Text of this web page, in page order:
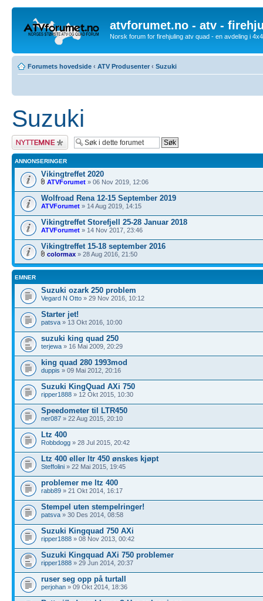
atvforumet.no - atv -
Norsk forum for firehjuling atv quad - en avdeling i
Forumets hovedside ‹ ATV Produsenter ‹ Suzuki
Suzuki
Legg inn et nytt
emne
ANNONSERINGER
Vikingtreffet 2020
ATVForumet » 06 Nov 2019, 12:06
Wolfroad Rena 12-15 September 2019
ATVForumet » 14 Aug 2019, 14:15
Vikingtreffet Storefjell 25-28 Januar 2018
ATVForumet » 14 Nov 2017, 23:46
Vikingtreffet 15-18 september 2016
colormax » 28 Aug 2016, 21:50
EMNER
Suzuki ozark 250 problem
Vegard N Otto » 29 Nov 2016, 10:12
Starter jet!
patsva » 13 Okt 2016, 10:00
suzuki king quad 250
terjewa » 16 Mai 2009, 20:29
king quad 280 1993mod
duppis » 09 Mai 2012, 20:16
Suzuki KingQuad AXi 750
ripper1888 » 12 Okt 2015, 10:30
Speedometer til LTR450
ner087 » 22 Aug 2015, 20:10
Ltz 400
Robbdogg » 28 Jul 2015, 20:42
Ltz 400 eller ltr 450 ønskes kjøpt
Steffolini » 22 Mai 2015, 19:45
problemer me ltz 400
rabb89 » 21 Okt 2014, 16:17
Stempel uten stempelringer!
patsva » 30 Des 2014, 08:58
Suzuki Kingquad 750 AXi
ripper1888 » 08 Nov 2013, 00:42
Suzuki Kingquad AXi 750 problemer
ripper1888 » 29 Jun 2014, 20:37
ruser seg opp på turtall
perjohan » 09 Okt 2014, 18:36